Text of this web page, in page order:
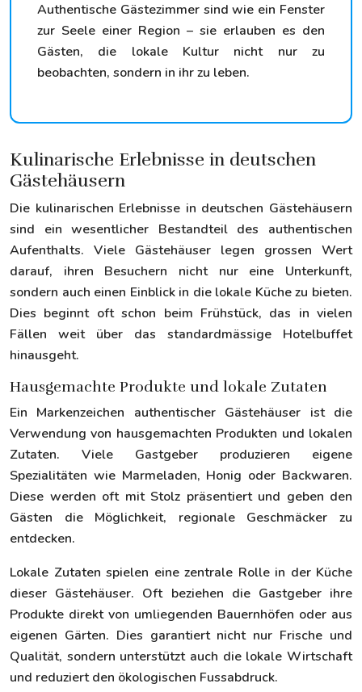
Authentische Gästezimmer sind wie ein Fenster
zur Seele einer Region – sie erlauben es den
Gästen, die lokale Kultur nicht nur zu
beobachten, sondern in ihr zu leben.
Kulinarische Erlebnisse in deutschen
Gästehäusern
Die kulinarischen Erlebnisse in deutschen Gästehäusern
sind ein wesentlicher Bestandteil des authentischen
Aufenthalts. Viele Gästehäuser legen grossen Wert
darauf, ihren Besuchern nicht nur eine Unterkunft,
sondern auch einen Einblick in die lokale Küche zu bieten.
Dies beginnt oft schon beim Frühstück, das in vielen
Fällen weit über das standardmässige Hotelbuffet
hinausgeht.
Hausgemachte Produkte und lokale Zutaten
Ein Markenzeichen authentischer Gästehäuser ist die
Verwendung von hausgemachten Produkten und lokalen
Zutaten. Viele Gastgeber produzieren eigene
Spezialitäten wie Marmeladen, Honig oder Backwaren.
Diese werden oft mit Stolz präsentiert und geben den
Gästen die Möglichkeit, regionale Geschmäcker zu
entdecken.
Lokale Zutaten spielen eine zentrale Rolle in der Küche
dieser Gästehäuser. Oft beziehen die Gastgeber ihre
Produkte direkt von umliegenden Bauernhöfen oder aus
eigenen Gärten. Dies garantiert nicht nur Frische und
Qualität, sondern unterstützt auch die lokale Wirtschaft
und reduziert den ökologischen Fussabdruck.